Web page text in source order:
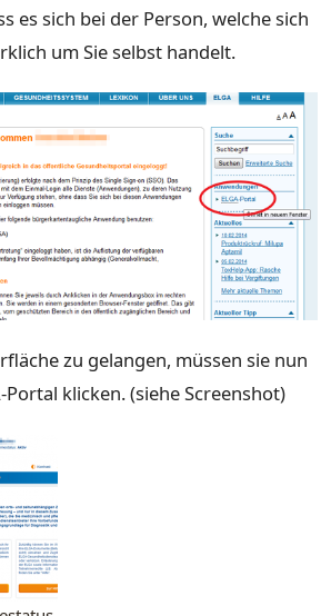
es sich bei der Person, welche sich
um Sie selbst handelt.
zu gelangen, müssen sie nun
Portal klicken. (siehe Screenshot)